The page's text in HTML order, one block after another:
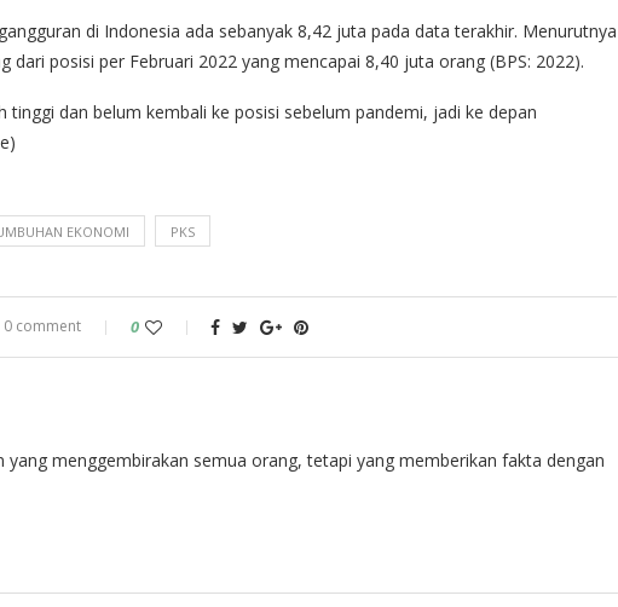
di Indonesia ada sebanyak 8,42 juta pada data terakhir. Menurutnya
dari posisi per Februari 2022 yang mencapai 8,40 juta orang (BPS: 2022).
tinggi dan belum kembali ke posisi sebelum pandemi, jadi ke depan
EKONOMI PKS
0 comment 0
yang menggembirakan semua orang, tetapi yang memberikan fakta dengan